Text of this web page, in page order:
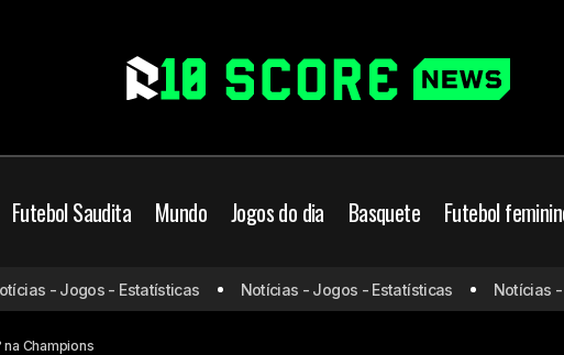
Futebol Saudita Mundo Jogos do dia Basquete Futebol
League
City
Manchester City passa por cima do Slovan e
Champions
- Jogos - Estatísticas Notícias - Jogos - Estatísticas Notícias -
Champions